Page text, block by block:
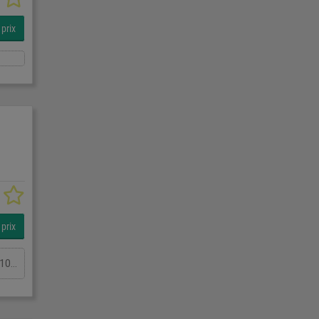
Display Fridge ECO-MD60/100In StockSpecificationDetailManufacturer Frost-TechModel Display Fridge ECO-MD60/100 Silver SteelPhase Single PhaseLength(mm) 600Width(mm) 1000Height(mm) 1950